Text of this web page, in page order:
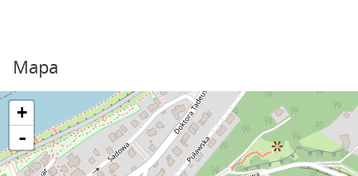
Mapa
+
-